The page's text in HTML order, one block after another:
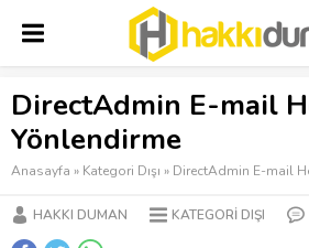
DirectAdmin E-mail
Yönlendirme
Anasayfa » Kategori Dışı » DirectAdmin E-mail
HAKKI DUMAN KATEGORI DIŞI